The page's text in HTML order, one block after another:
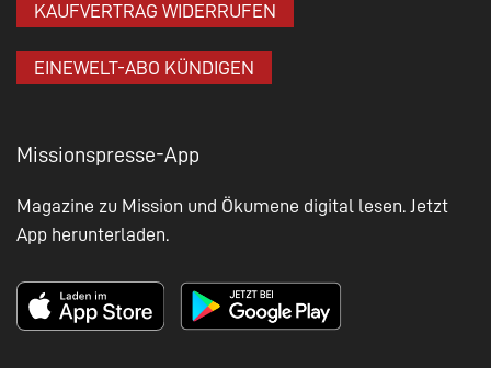
KAUFVERTRAG WIDERRUFEN
EINEWELT-ABO KÜNDIGEN
Missionspresse-App
Magazine zu Mission und Ökumene digital lesen. Jetzt
App herunterladen.